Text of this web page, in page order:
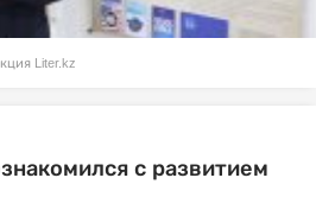
Liter.kz
с развитием